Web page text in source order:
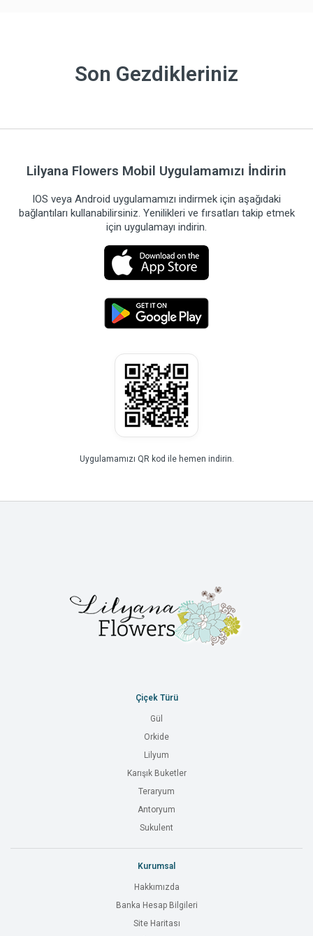
Son Gezdikleriniz
Lilyana Flowers Mobil Uygulamamızı İndirin
IOS veya Android uygulamamızı indirmek için aşağıdaki
bağlantıları kullanabilirsiniz. Yenilikleri ve fırsatları takip etmek
için uygulamayı indirin.
Uygulamamızı QR kod ile hemen indirin.
Çiçek Türü
Gül
Orkide
Lilyum
Karışık Buketler
Teraryum
Antoryum
Sukulent
Kurumsal
Hakkımızda
Banka Hesap Bilgileri
Site Haritası